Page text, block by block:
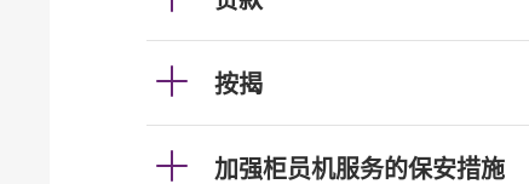
按揭
加强柜员机服务的保安措施